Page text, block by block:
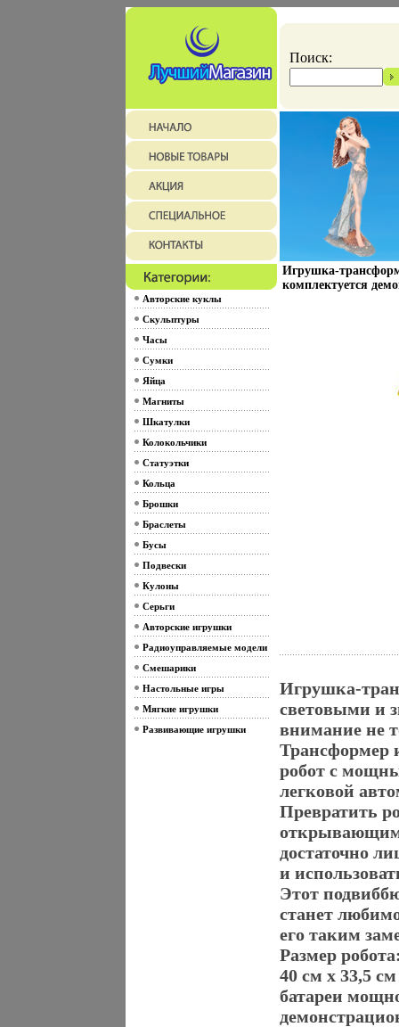
Поиск:
Авторские куклы
Скульптуры
Часы
Сумки
Яйца
Магниты
Шкатулки
Колокольчики
Статуэтки
Кольца
Брошки
Браслеты
Бусы
Подвески
Кулоны
Серьги
Авторские игрушки
Радиоуправляемые модели
Смешарики
Настольные игры
Мягкие игрушки
Развивающие игрушки
Игрушка-
комплектуется
Игрушка-
световыми и
внимание не
Трансформер
робот с
легковой
Превратить
достаточно
и
Этот
станет
его таким
Размер
40 см x 33,5
батареи